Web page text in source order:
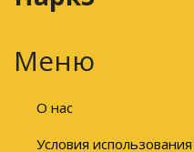
Меню
О нас
Условия использования